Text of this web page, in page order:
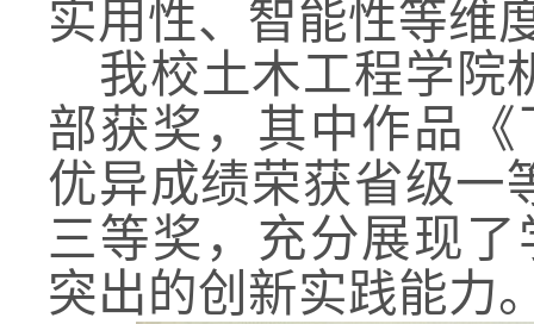
实用性、智能性等维
我校土木工程学院
部获奖，其中作品
优异成绩荣获省级一
三等奖，充分展现
突出的创新实践能力